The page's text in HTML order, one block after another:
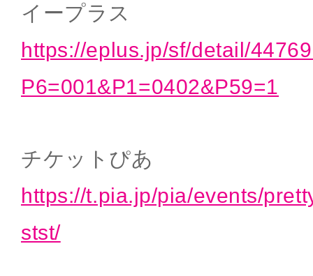
イープラス
https://eplus.jp/sf/detail/
P6=001&P1=0402&P59=1
チケットぴあ
https://t.pia.jp/pia/events/
stst/